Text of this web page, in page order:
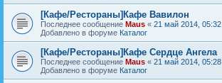
[Кафе/Рестораны]Кафе Вавилон
Последнее сообщение Maus « 21 май 2014, 05:32
Добавлено в форуме Каталог
[Кафе/Рестораны]Кафе Сердце Ангела
Последнее сообщение Maus « 21 май 2014, 05:28
Добавлено в форуме Каталог